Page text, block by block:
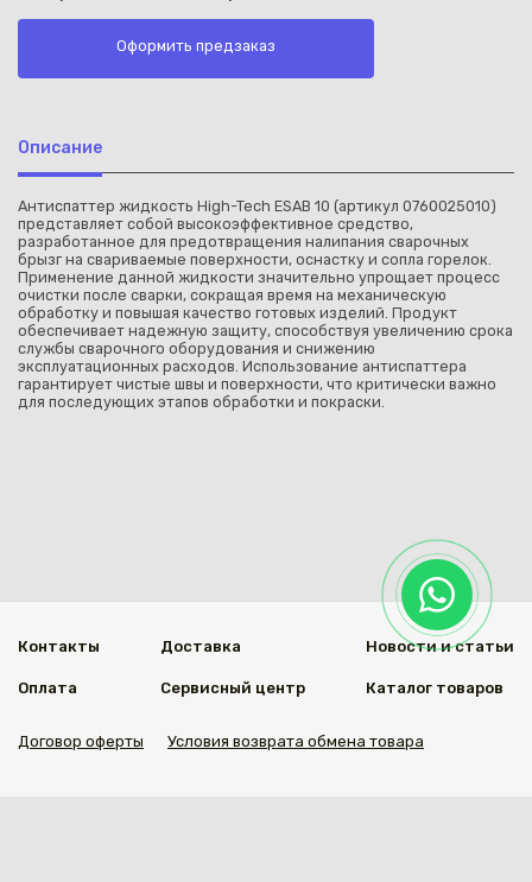
Оформить предзаказ
Описание
Антиспаттер жидкость High-Tech ESAB 10 (артикул 0760025010)
представляет собой высокоэффективное средство,
разработанное для предотвращения налипания сварочных
брызг на свариваемые поверхности, оснастку и сопла горелок.
Применение данной жидкости значительно упрощает процесс
очистки после сварки, сокращая время на механическую
обработку и повышая качество готовых изделий. Продукт
обеспечивает надежную защиту, способствуя увеличению срока
службы сварочного оборудования и снижению
эксплуатационных расходов. Использование антиспаттера
гарантирует чистые швы и поверхности, что критически важно
для последующих этапов обработки и покраски.
Контакты
Оплата
Доставка
Сервисный центр
Новости и статьи
Каталог товаров
Договор оферты Условия возврата обмена товара